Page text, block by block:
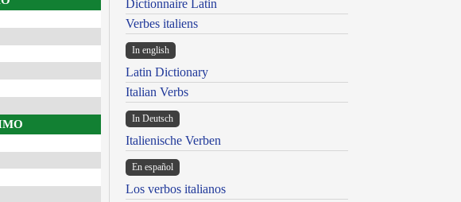
Dictionnaire Latin
Verbes italiens
In english
Latin Dictionary
Italian Verbs
In Deutsch
Italienische Verben
En español
Los verbos italianos